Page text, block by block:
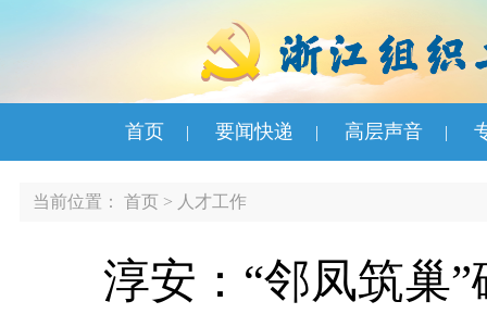
首页 | 要闻快递 | 高层声音 |
当前位置： 首页 > 人才工作
淳安：“邻凤筑巢